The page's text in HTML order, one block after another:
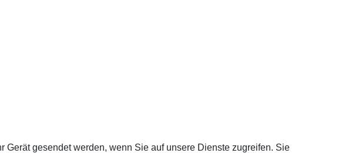
gesendet werden, wenn Sie auf unsere Dienste zugreifen. Sie